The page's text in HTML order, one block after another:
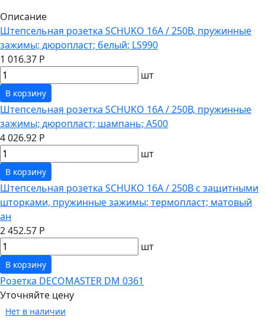
Описание
Штепсельная розетка SCHUKO 16А / 250В, пружинные
зажимы; дюропласт; белый; LS990
1 016.37 Р
шт
В корзину
Штепсельная розетка SCHUKO 16А / 250В, пружинные
зажимы; дюропласт; шампань; A500
4 026.92 Р
шт
В корзину
Штепсельная розетка SCHUKO 16А / 250В с защитными
шторками, пружинные зажимы; термопласт; матовый
ан
2 452.57 Р
шт
В корзину
Розетка DECOMASTER DM 0361
Уточняйте цену
Нет в наличии